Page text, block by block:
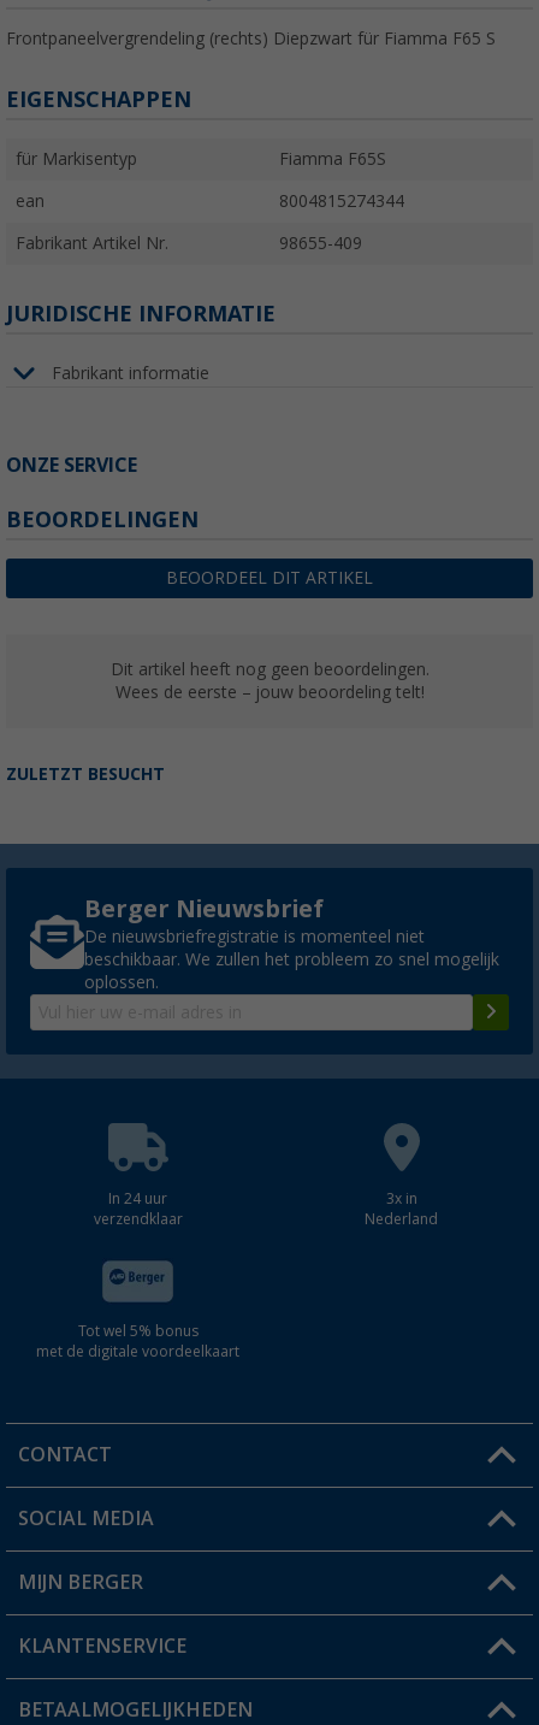
Frontpaneelvergrendeling (rechts) Diepzwart für Fiamma F65 S
EIGENSCHAPPEN
für Markisentyp Fiamma F65S
ean 8004815274344
Fabrikant Artikel Nr. 98655-409
JURIDISCHE INFORMATIE
Fabrikant informatie
ONZE SERVICE
BEOORDELINGEN
BEOORDEEL DIT ARTIKEL
Dit artikel heeft nog geen beoordelingen.
Wees de eerste – jouw beoordeling telt!
ZULETZT BESUCHT
Berger Nieuwsbrief
De nieuwsbriefregistratie is momenteel niet
beschikbaar. We zullen het probleem zo snel mogelijk
oplossen.
In 24 uur
verzendklaar
3x in
Nederland
Tot wel 5% bonus
met de digitale voordeelkaart
CONTACT
Een vraag?
Winkel vinden
SOCIAL MEDIA
MIJN BERGER
Mijn account
Status bestelling
KLANTENSERVICE
FAQ & Contact
BETAALMOGELIJKHEDEN